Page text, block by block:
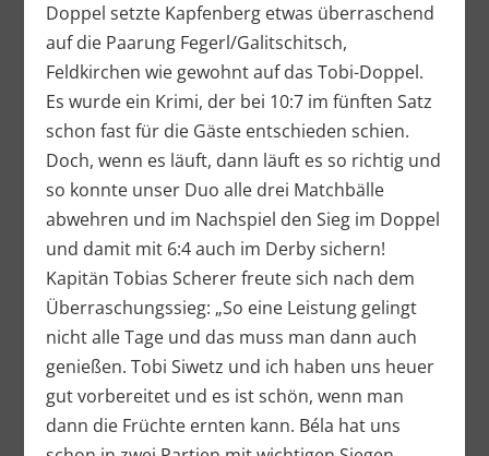
Doppel setzte Kapfenberg etwas überraschend
auf die Paarung Fegerl/Galitschitsch,
Feldkirchen wie gewohnt auf das Tobi-Doppel.
Es wurde ein Krimi, der bei 10:7 im fünften Satz
schon fast für die Gäste entschieden schien.
Doch, wenn es läuft, dann läuft es so richtig und
so konnte unser Duo alle drei Matchbälle
abwehren und im Nachspiel den Sieg im Doppel
und damit mit 6:4 auch im Derby sichern!
Kapitän Tobias Scherer freute sich nach dem
Überraschungssieg: „So eine Leistung gelingt
nicht alle Tage und das muss man dann auch
genießen. Tobi Siwetz und ich haben uns heuer
gut vorbereitet und es ist schön, wenn man
dann die Früchte ernten kann. Béla hat uns